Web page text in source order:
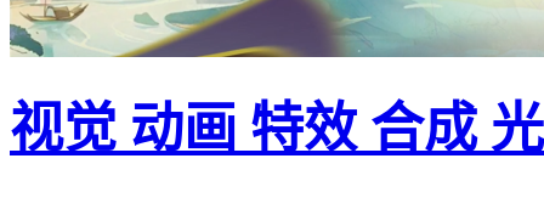
视觉 动画 特效 合成